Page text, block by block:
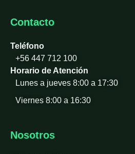
Contacto
Teléfono
+56 447 712 100
Horario de Atención
Lunes a jueves 8:00 a 17:30
Viernes 8:00 a 16:30
Nosotros